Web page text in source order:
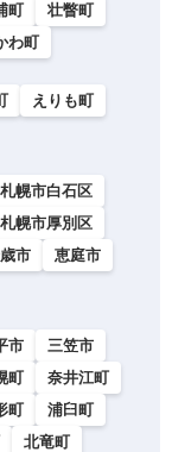
町
壮瞥町
わ町
えりも町
札幌市白石区
札幌市厚別区
市
恵庭市
市
三笠市
町
奈井江町
町
浦臼町
北竜町